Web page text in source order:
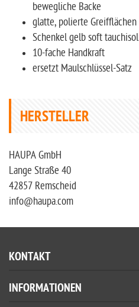
bewegliche Backe
glatte, polierte Greifflächen
Schenkel gelb soft
10-fache Handkraft
ersetzt Maulschlüssel-Satz
HERSTELLER
HAUPA GmbH
Lange Straße 40
42857 Remscheid
info@haupa.com
KONTAKT
INFORMATIONEN